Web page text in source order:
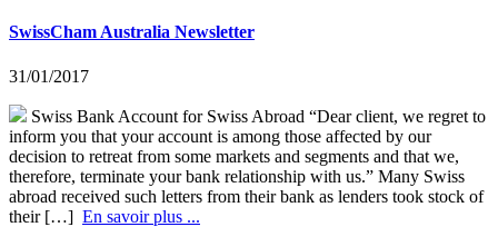
SwissCham Australia Newsletter
31/01/2017
Swiss Bank Account for Swiss Abroad “Dear client, we regret to
inform you that your account is among those affected by our
decision to retreat from some markets and segments and that we,
therefore, terminate your bank relationship with us.” Many Swiss
abroad received such letters from their bank as lenders took stock of
their […] En savoir plus ...